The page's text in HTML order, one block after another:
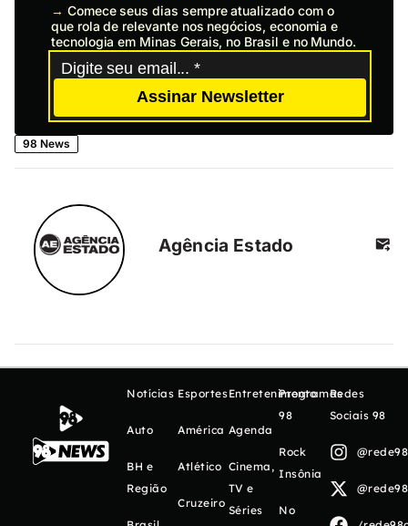
→ Comece seus dias sempre atualizado com o
que rola de relevante nos negócios, economia e
tecnologia em Minas Gerais, no Brasil e no Mundo.
Assinar Newsletter
98 News
Agência Estado
Notícias
Auto
BH e
Região
Esportes
América
Atlético
Cruzeiro
Entretenimento
Agenda
Cinema,
TV e
Séries
Programas
98
Rock
Insônia
No
Redes
Sociais 98